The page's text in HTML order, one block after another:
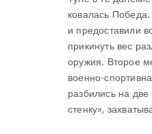
ковалась
и предоставили
прикинуть вес
оружия. Второе
военно-
разбились на
стенку»,